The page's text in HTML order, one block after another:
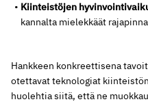
Kiinteistöjen
kannalta mielekkäät
Hankkeen konkreettisena
otettavat teknologiat
huolehtia siitä, että ne